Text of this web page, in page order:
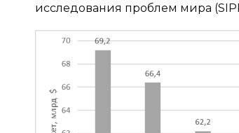
исследования проблем мира